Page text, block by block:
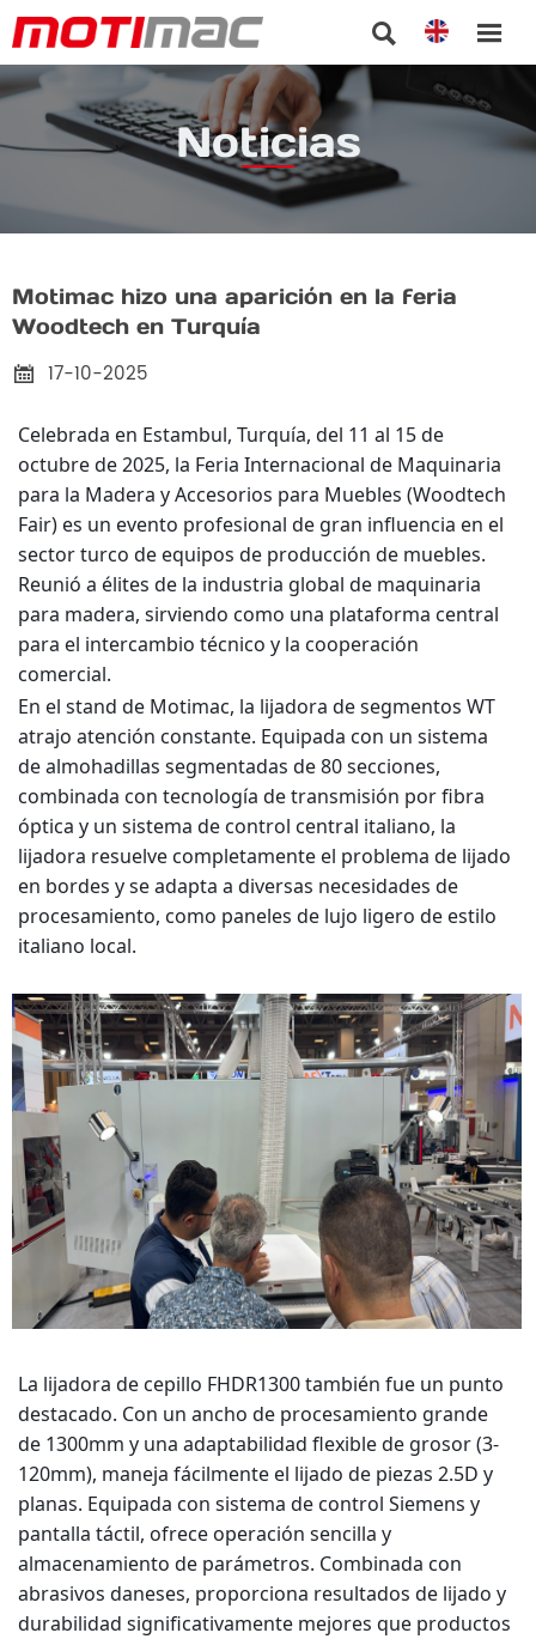
 
Noticias
Motimac hizo una aparición en la feria
Woodtech en Turquía
 17-10-2025
Celebrada en Estambul, Turquía, del 11 al 15 de
octubre de 2025, la Feria Internacional de Maquinaria
para la Madera y Accesorios para Muebles (Woodtech
Fair) es un evento profesional de gran influencia en el
sector turco de equipos de producción de muebles.
Reunió a élites de la industria global de maquinaria
para madera, sirviendo como una plataforma central
para el intercambio técnico y la cooperación
comercial.
En el stand de Motimac, la lijadora de segmentos WT
atrajo atención constante. Equipada con un sistema
de almohadillas segmentadas de 80 secciones,
combinada con tecnología de transmisión por fibra
óptica y un sistema de control central italiano, la
lijadora resuelve completamente el problema de lijado
en bordes y se adapta a diversas necesidades de
procesamiento, como paneles de lujo ligero de estilo
italiano local.
La lijadora de cepillo FHDR1300 también fue un punto
destacado. Con un ancho de procesamiento grande
de 1300mm y una adaptabilidad flexible de grosor (3-
120mm), maneja fácilmente el lijado de piezas 2.5D y
planas. Equipada con sistema de control Siemens y
pantalla táctil, ofrece operación sencilla y
almacenamiento de parámetros. Combinada con
abrasivos daneses, proporciona resultados de lijado y
durabilidad significativamente mejores que productos